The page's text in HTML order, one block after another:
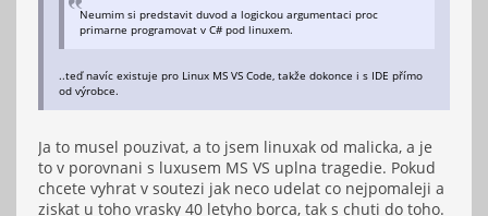
Neumim si predstavit duvod a logickou argumentaci proc
primarne programovat v C# pod linuxem.
..teď navíc existuje pro Linux MS VS Code, takže dokonce i s IDE přímo
od výrobce.
Ja to musel pouzivat, a to jsem linuxak od malicka, a je
to v porovnani s luxusem MS VS uplna tragedie. Pokud
chcete vyhrat v soutezi jak neco udelat co nejpomaleji a
ziskat u toho vrasky 40 letyho borca, tak s chuti do toho.